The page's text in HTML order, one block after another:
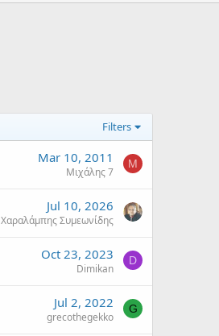
Filters
Mar 10, 2011
Μιχάλης 7
Μ
Jul 10, 2026
Χαραλάμπης Συμεωνίδης
Oct 23, 2023
Dimikan
D
Jul 2, 2022
grecothegekko
G